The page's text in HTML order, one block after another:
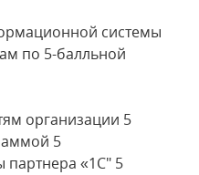
системы
по 5-балльной
организации 5
5
партнера «1С" 5